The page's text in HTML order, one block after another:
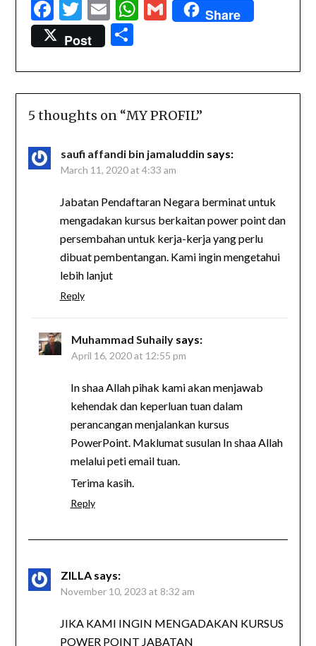
Facebook
Twitter
EmailWhatsApp
GmailShare
Post
Share
5 thoughts on “MY PROFIL”
saufi affandi bin jamaluddin says:
March 11, 2020 at 4:33 am
Jabatan Pendaftaran Negara berminat untuk
mengadakan kursus berkaitan power point dan
persembahan untuk kerja-kerja yang perlu
dibuat pembentangan. Kami ingin mengetahui
lebih lanjut
Reply
Muhammad Suhaily says:
April 16, 2020 at 12:55 pm
In shaa Allah pihak kami akan menjawab
kehendak dan keperluan tuan dalam
perancangan menjalankan kursus
PowerPoint. Maklumat susulan In shaa Allah
melalui peti email tuan.
Terima kasih.
Reply
ZILLA says:
November 10, 2023 at 8:32 am
JIKA KAMI INGIN MENGADAKAN KURSUS
POWER POINT JABATAN